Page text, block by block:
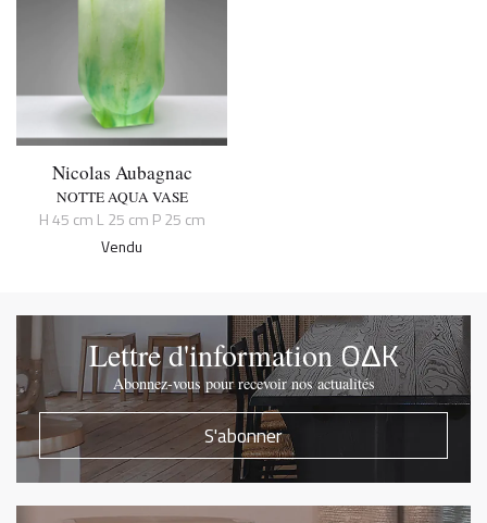
Nicolas Aubagnac
NOTTE AQUA VASE
H 45 cm L 25 cm P 25 cm
Vendu
Lettre d'informationOΔK
Abonnez-vous pour recevoir nos actualités
S'abonner